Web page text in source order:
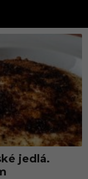
jedlá.